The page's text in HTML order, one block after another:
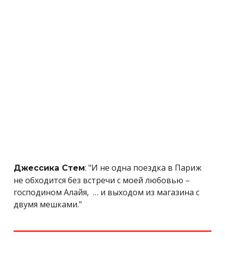
Джессика Стем: "И не одна поездка в Париж
не обходится без встречи с моей любовью –
господином Алайя, … и выходом из магазина с
двумя мешками."